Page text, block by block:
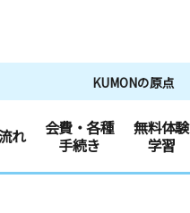
KUMONの原点
れ
会費・各種
手続き
無料体験
学習